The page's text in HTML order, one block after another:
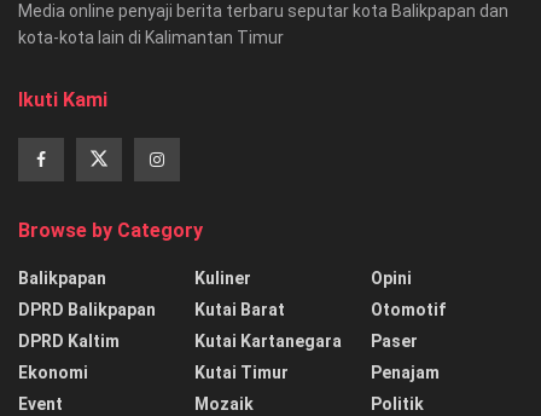
Media online penyaji berita terbaru seputar kota Balikpapan dan
kota-kota lain di Kalimantan Timur
Ikuti Kami
Browse by Category
Balikpapan
DPRD Balikpapan
DPRD Kaltim
Ekonomi
Event
Kuliner
Kutai Barat
Kutai Kartanegara
Kutai Timur
Mozaik
Opini
Otomotif
Paser
Penajam
Politik